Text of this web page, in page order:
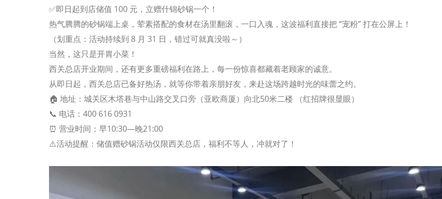
✅即日起到店储值 100 元，立赠什锦砂锅一个！
热气腾腾的砂锅端上桌，荤素搭配的食材在汤里翻滚，一口入魂，这波福利直接把 “宠粉” 打在公屏上！
（划重点：活动持续到 8 月 31 日，错过可就真没啦～）
当然，这只是开胃小菜！
西关总店开业期间，还有更多重磅福利在路上， 每一份惊喜都藏着老顾家的诚意。
从即日起，西关总店已备好热汤，就等你带着亲朋好友，来赴这场跨越时光的味蕾之约。
🏠 地址： 城关区木塔巷与中山路交叉口旁（亚欧商厦）向北50米二楼 （红招牌很显眼）
📞 电话： 400 616 0931
⏰ 营业时间：早10:30—晚21:00
⚠️活动提醒 ：储值赠砂锅活动仅限西关总店，福利不等人，冲就对了！